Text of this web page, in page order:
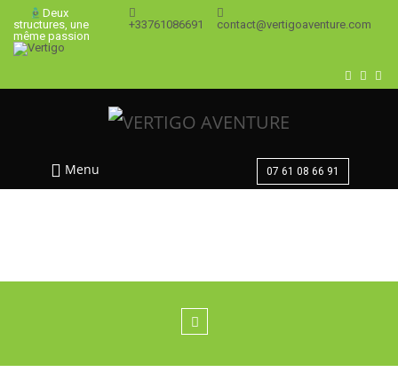
Deux
structures, une
même passion
+33761086691 contact@vertigoaventure.com
Menu 07 61 08 66 91